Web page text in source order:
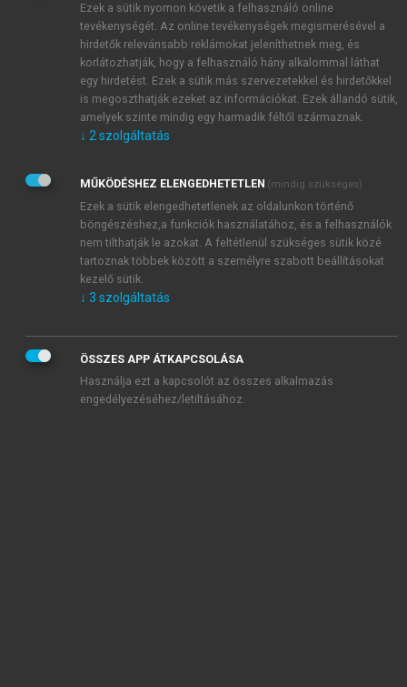
JELSZÓ ÚJRA
Kérek értesítést a MeRSZ újdonságairól, akcióiról.
Kérek értesítést az Akadémiai Kiadó Zrt. újdonságairól,
Adatkezelési tájékoztatóbanfoglaltakat tudomásul
veszem és elfogadom.
Általános vásárlási feltételeket, valamint a szotar.netés a
mersz.huoldalak licencszerződéseiben foglaltakat
tudomásul veszem és elfogadom.
KIPRÓBÁLOM
Ezek a sütik nyomon követik a felhasználó online
tevékenységét. Az online tevékenységek megismerésével a
hirdetők relevánsabb reklámokat jeleníthetnek meg, és
korlátozhatják, hogy a felhasználó hány alkalommal láthat
egy hirdetést. Ezek a sütik más szervezetekkel és hirdetőkkel
is megoszthatják ezeket az információkat. Ezek állandó sütik,
amelyek szinte mindig egy harmadik féltől származnak.
↓ 2 szolgáltatás
MŰKÖDÉSHEZ ELENGEDHETETLEN (mindig szükséges)
Ezek a sütik elengedhetetlenek az oldalunkon történő
böngészéshez,a funkciók használatához, és a felhasználók
nem tilthatják le azokat. A feltétlenül szükséges sütik közé
tartoznak többek között a személyre szabott beállításokat
kezelő sütik.
↓ 3 szolgáltatás
ÖSSZES APP ÁTKAPCSOLÁSA
Használja ezt a kapcsolót az összes alkalmazás
engedélyezéséhez/letiltásához.